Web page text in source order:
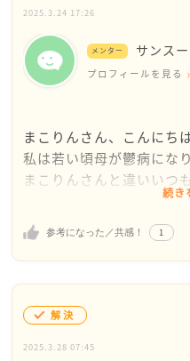
てみるかも知れません、
桜の写真とか、散歩途中
本当に他愛のない内容で
ただ、季節の移り変わり
ん。
そのような場合は、
もっと具体的な日常のこ
例えば、今日食べたもの
既読になったらオッケー
はいかがでしょう？
メッセージのやり取りは
(お互いの顔色がわからな
大事な話はオススメ出来
2025.3.24 17:26
メンター サンス
プロフィールを見る
まこりんさん、こんにち
私は若い頃母が鬱病にな
まこりんさんと違いいつ
死にたいと言っても、変
ことが出来ましたがまこ
げることも出来ないので
かしご心配なことと思い
まずはきちんと専門医の
るのかどうかの確認の連
いのではないかと思います
続き
参考になった／共感！ 1
解決
2025.3.28 07:45